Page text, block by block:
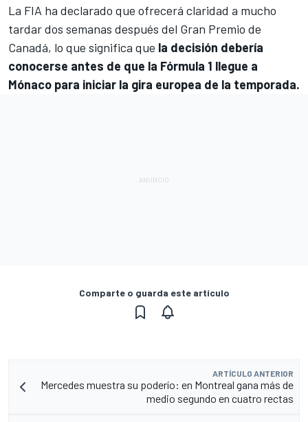
La FIA ha declarado que ofrecerá claridad a mucho
tardar dos semanas después del Gran Premio de
Canadá, lo que significa que la decisión debería
conocerse antes de que la Fórmula 1 llegue a
Mónaco para iniciar la gira europea de la temporada.
Comparte o guarda este artículo
ARTÍCULO ANTERIOR
Mercedes muestra su poderío: en Montreal gana más de
medio segundo en cuatro rectas